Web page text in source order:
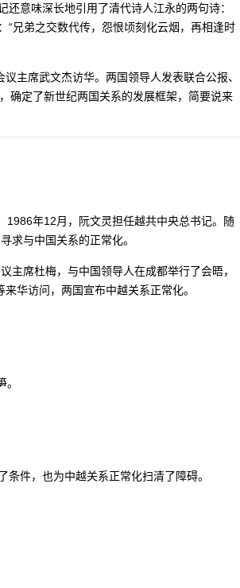
意味深长地引用了清代诗人江永的两句诗：
“兄弟之交数代传，怨恨顷刻化云烟，再相逢时
主席武文杰访华。两国领导人发表联合公报、
确定了新世纪两国关系的发展框架，简要说来
1986年12月，阮文灵担任越共中央总书记。随
求与中国关系的正常化。
主席杜梅，与中国领导人在成都举行了会晤，
华访问，两国宣布中越关系正常化。
件，也为中越关系正常化扫清了障碍。